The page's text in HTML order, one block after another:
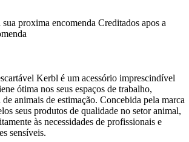
proxima encomenda Creditados apos a
Kerbl é um acessório imprescindível
ótima nos seus espaços de trabalho,
de animais de estimação. Concebida pela marca
seus produtos de qualidade no setor animal,
às necessidades de profissionais e
sensíveis.